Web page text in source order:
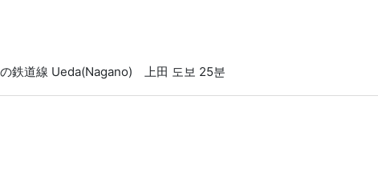
鉄道線 Ueda(Nagano) 上田 도보 25분